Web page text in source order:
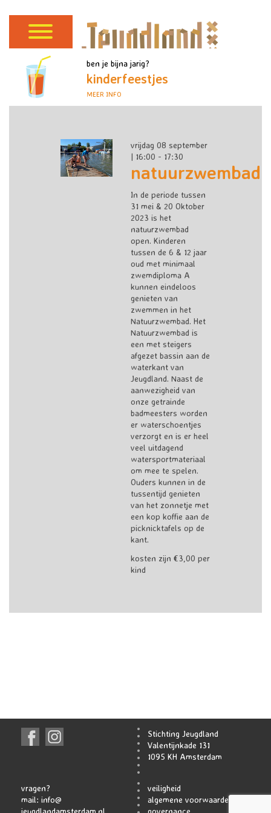
ben je bijna jarig?
kinderfeestjes
MEER INFO
vrijdag 08 september
| 16:00 - 17:30
natuurzwembad
In de periode tussen
31 mei & 20 Oktober
2023 is het
natuurzwembad
open. Kinderen
tussen de 6 & 12 jaar
oud met minimaal
zwemdiploma A
kunnen eindeloos
genieten van
zwemmen in het
Natuurzwembad. Het
Natuurzwembad is
een met steigers
afgezet bassin aan de
waterkant van
Jeugdland. Naast de
aanwezigheid van
onze getrainde
badmeesters worden
er waterschoentjes
verzorgt en is er heel
veel uitdagend
watersportmateriaal
om mee te spelen.
Ouders kunnen in de
tussentijd genieten
van het zonnetje met
een kop koffie aan de
picknicktafels op de
kant.
kosten zijn €3,00 per
kind
Stichting Jeugdland
Valentijnkade 131
1095 KH Amsterdam
vragen?
mail: info@
jeugdlandamsterdam.nl
veiligheid
algemene voorwaarden
governance